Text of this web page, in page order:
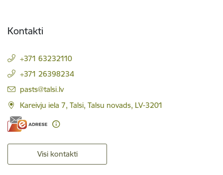
Kontakti
+371 63232110
+371 26398234
E-pasts:
pasts@talsi.lv
Kareivju iela 7, Talsi, Talsu novads, LV-3201
Visi kontakti